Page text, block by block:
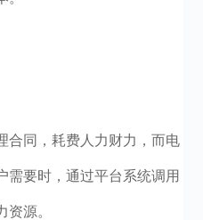
合同，耗费人力财力，而电
需要时，通过平台系统调用
资源。